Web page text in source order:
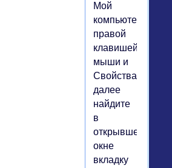
Мой
компьютер
правой
клавишей
мыши и
Свойства),
далее
найдите
в
открывшемся
окне
вкладку